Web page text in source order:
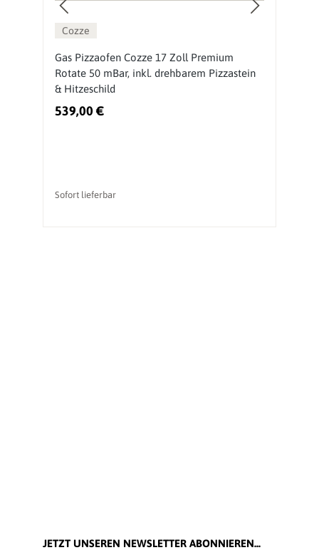
Cozze
Gas Pizzaofen Cozze 17 Zoll Premium
Rotate 50 mBar, inkl. drehbarem Pizzastein
& Hitzeschild
539,00 €
Sofort lieferbar
JETZT UNSEREN NEWSLETTER ABONNIEREN...